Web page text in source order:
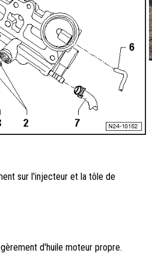
sur l'injecteur et la tôle de
d'huile moteur propre.